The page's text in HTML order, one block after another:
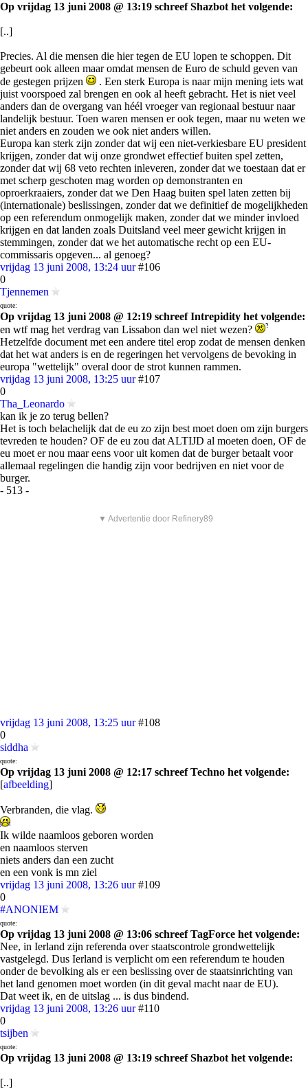
Op vrijdag 13 juni 2008 @ 13:19 schreef Shazbot het volgende:
[..]
Precies. Al die mensen die hier tegen de EU lopen te schoppen. Dit
gebeurt ook alleen maar omdat mensen de Euro de schuld geven van
de gestegen prijzen
. Een sterk Europa is naar mijn mening iets wat
juist voorspoed zal brengen en ook al heeft gebracht. Het is niet veel
anders dan de overgang van héél vroeger van regionaal bestuur naar
landelijk bestuur. Toen waren mensen er ook tegen, maar nu weten we
niet anders en zouden we ook niet anders willen.
Europa kan sterk zijn zonder dat wij een niet-verkiesbare EU president
krijgen, zonder dat wij onze grondwet effectief buiten spel zetten,
zonder dat wij 68 veto rechten inleveren, zonder dat we toestaan dat er
met scherp geschoten mag worden op demonstranten en
oproerkraaiers, zonder dat we Den Haag buiten spel laten zetten bij
(internationale) beslissingen, zonder dat we definitief de mogelijkheden
op een referendum onmogelijk maken, zonder dat we minder invloed
krijgen en dat landen zoals Duitsland veel meer gewicht krijgen in
stemmingen, zonder dat we het automatische recht op een EU-
commissaris opgeven... al genoeg?
vrijdag 13 juni 2008, 13:24 uur #106
0
Tjennemen
quote:
Op vrijdag 13 juni 2008 @ 12:19 schreef Intrepidity het volgende:
en wtf mag het verdrag van Lissabon dan wel niet wezen?
Hetzelfde document met een andere titel erop zodat de mensen denken
dat het wat anders is en de regeringen het vervolgens de bevoking in
europa "wettelijk" overal door de strot kunnen rammen.
vrijdag 13 juni 2008, 13:25 uur #107
0
Tha_Leonardo
kan ik je zo terug bellen?
Het is toch belachelijk dat de eu zo zijn best moet doen om zijn burgers
tevreden te houden? OF de eu zou dat ALTIJD al moeten doen, OF de
eu moet er nou maar eens voor uit komen dat de burger betaalt voor
allemaal regelingen die handig zijn voor bedrijven en niet voor de
burger.
- 513 -
▼ Advertentie door Refinery89
vrijdag 13 juni 2008, 13:25 uur #108
0
siddha
quote:
Op vrijdag 13 juni 2008 @ 12:17 schreef Techno het volgende:
[afbeelding]
Verbranden, die vlag.
Ik wilde naamloos geboren worden
en naamloos sterven
niets anders dan een zucht
en een vonk is mn ziel
vrijdag 13 juni 2008, 13:26 uur #109
0
#ANONIEM
quote:
Op vrijdag 13 juni 2008 @ 13:06 schreef TagForce het volgende:
Nee, in Ierland zijn referenda over staatscontrole grondwettelijk
vastgelegd. Dus Ierland is verplicht om een referendum te houden
onder de bevolking als er een beslissing over de staatsinrichting van
het land genomen moet worden (in dit geval macht naar de EU).
Dat weet ik, en de uitslag ... is dus bindend.
vrijdag 13 juni 2008, 13:26 uur #110
0
tsijben
quote:
Op vrijdag 13 juni 2008 @ 13:19 schreef Shazbot het volgende:
[..]